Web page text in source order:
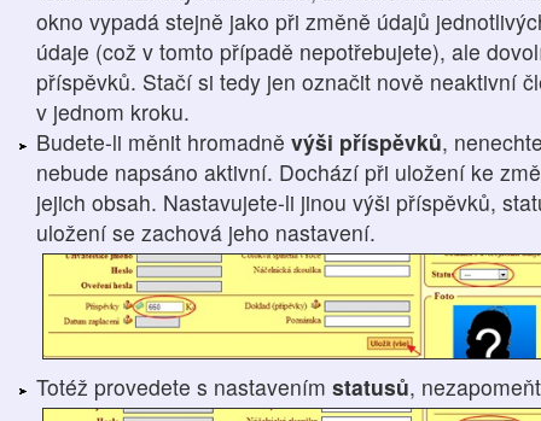
okno vypadá stejně jako při změně údajů
údaje (což v tomto případě nepotřebujete), ale
příspěvků. Stačí si tedy jen označit nově neaktivní
v jednom kroku.
Budete-li měnit hromadně výši příspěvků,
nebude napsáno aktivní. Dochází při uložení ke
jejich obsah. Nastavujete-li jinou výši příspěvků,
uložení se zachová jeho nastavení.
Totéž provedete s nastavením statusů,